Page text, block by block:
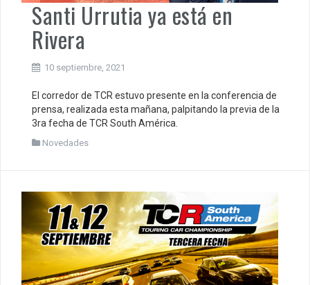
Santi Urrutia ya está en
Rivera
10 septiembre, 2021
El corredor de TCR estuvo presente en la conferencia de
prensa, realizada esta mañana, palpitando la previa de la
3ra fecha de TCR South América.
Novedades